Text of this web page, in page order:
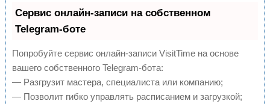
Сервис онлайн-записи на собственном
Telegram-боте
Попробуйте сервис онлайн-записи VisitTime на основе
вашего собственного Telegram-бота:
— Разгрузит мастера, специалиста или компанию;
— Позволит гибко управлять расписанием и загрузкой;